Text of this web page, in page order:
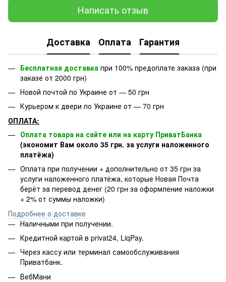
Написать отзыв
Доставка Оплата Гарантия
Бесплатная доставка при 100% предоплате заказа (при
заказе от 2000 грн)
Новой почтой по Украине от — 50 грн
Курьером к двери по Украине от — 70 грн
ОПЛАТА:
Оплата товара на сайте или на карту ПриватБанка
(экономит Вам около 35 грн. за услуги наложенного
платёжа)
Оплата при получении + дополнительно от 35 грн за
услуги наложенного платёжа, которые Новая Почта
берёт за перевод денег (20 грн за оформление наложки
+ 2% от суммы наложки)
Подробнее о доставке
Наличными при получении.
Кредитной картой в privat24, LiqPay.
Через кассу или терминал самообслуживания
Приватбанк.
ВебМани